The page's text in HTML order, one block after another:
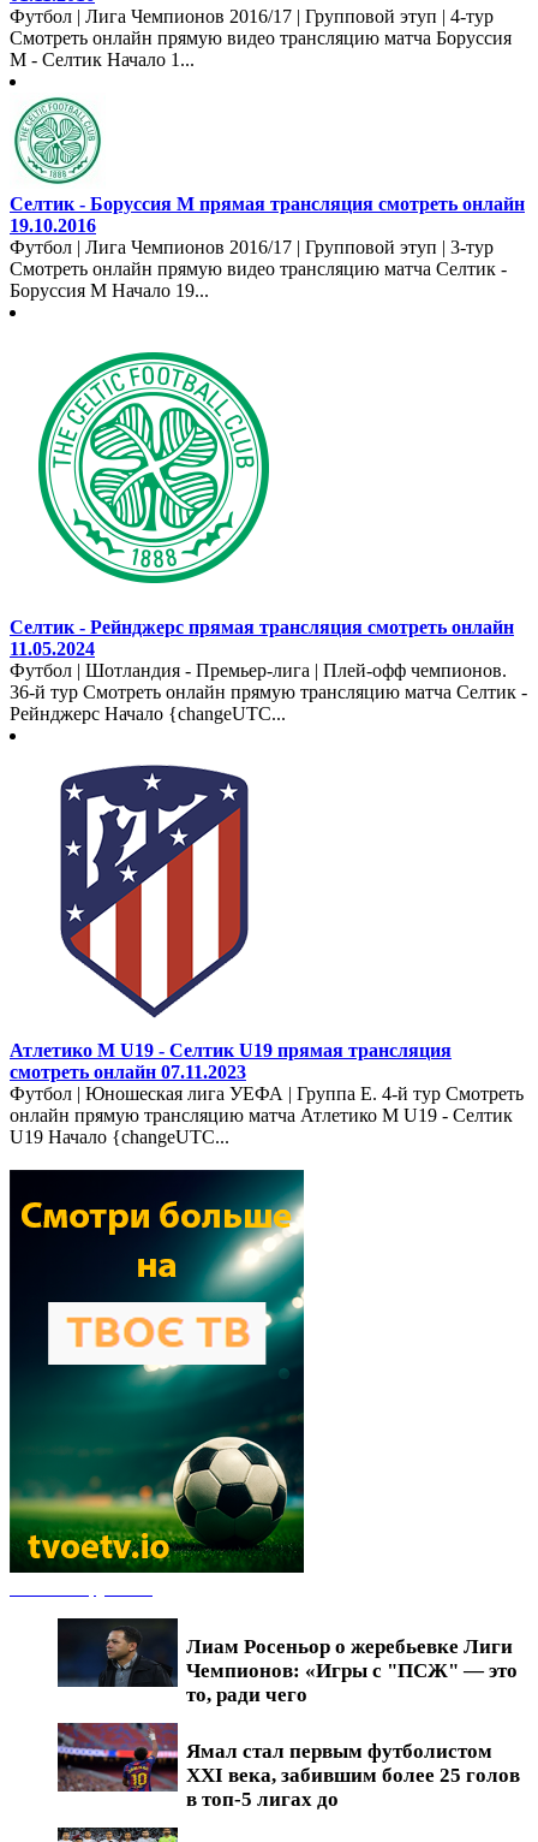
Футбол | Лига Чемпионов 2016/17 | Групповой этуп | 4-тур
Смотреть онлайн прямую видео трансляцию матча Боруссия
М - Селтик Начало 1...
Селтик - Боруссия М прямая трансляция смотреть онлайн
19.10.2016
Футбол | Лига Чемпионов 2016/17 | Групповой этуп | 3-тур
Смотреть онлайн прямую видео трансляцию матча Селтик -
Боруссия М Начало 19...
Селтик - Рейнджерс прямая трансляция смотреть онлайн
11.05.2024
Футбол | Шотландия - Премьер-лига | Плей-офф чемпионов.
36-й тур Смотреть онлайн прямую трансляцию матча Селтик -
Рейнджерс Начало {changeUTC...
Атлетико М U19 - Селтик U19 прямая трансляция
смотреть онлайн 07.11.2023
Футбол | Юношеская лига УЕФА | Группа E. 4-й тур Смотреть
онлайн прямую трансляцию матча Атлетико М U19 - Селтик
U19 Начало {changeUTC...
Лиам Росеньор о жеребьевке Лиги
Чемпионов: «Игры с "ПСЖ" — это
то, ради чего
Ямал стал первым футболистом
XXI века, забившим более 25 голов
в топ-5 лигах до